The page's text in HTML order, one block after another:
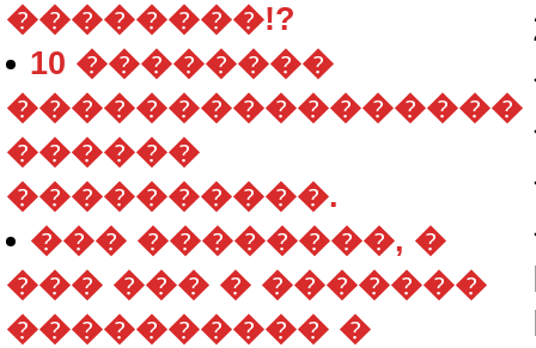
��������!?
10 ��������
����������������
������
����������.
��� ��������, �
��� ��� � �������
���������� �